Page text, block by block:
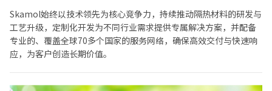
Skamol始终以技术领先为核心竞争力，持续推动隔热材料的研发与
工艺升级，定制化开发为不同行业需求提供专属解决方案，并配备
专业的、覆盖全球70多个国家的服务网络，确保高效交付与快速响
应，为客户创造长期价值。